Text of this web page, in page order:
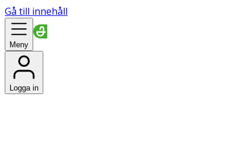
Gå till innehåll
Meny
Logga in